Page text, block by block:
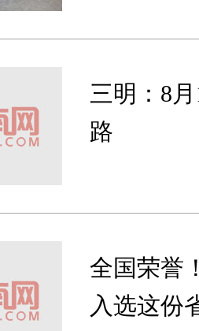
三明：8
路
全国荣誉
入选这份